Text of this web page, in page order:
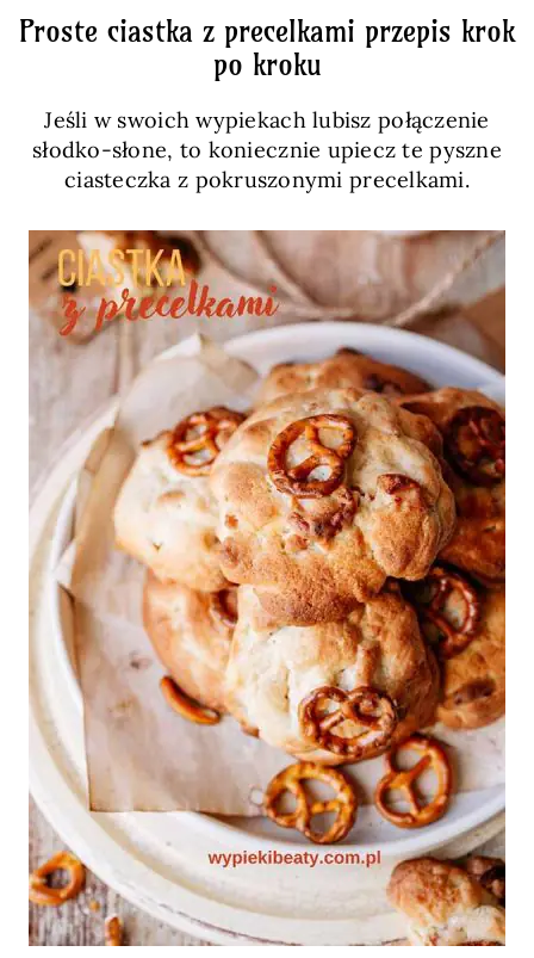
Proste ciastka z precelkami przepis krok
po kroku
Jeśli w swoich wypiekach lubisz połączenie
słodko-słone, to koniecznie upiecz te pyszne
ciasteczka z pokruszonymi precelkami.